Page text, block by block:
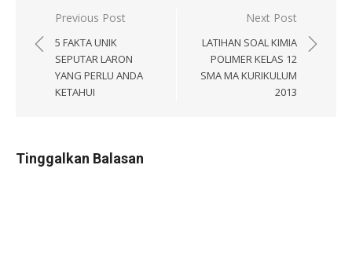
Navigasi
pos
Previous Post
5 FAKTA UNIK
SEPUTAR LARON
YANG PERLU ANDA
KETAHUI
Next Post
LATIHAN SOAL KIMIA
POLIMER KELAS 12
SMA MA KURIKULUM
2013
Tinggalkan Balasan